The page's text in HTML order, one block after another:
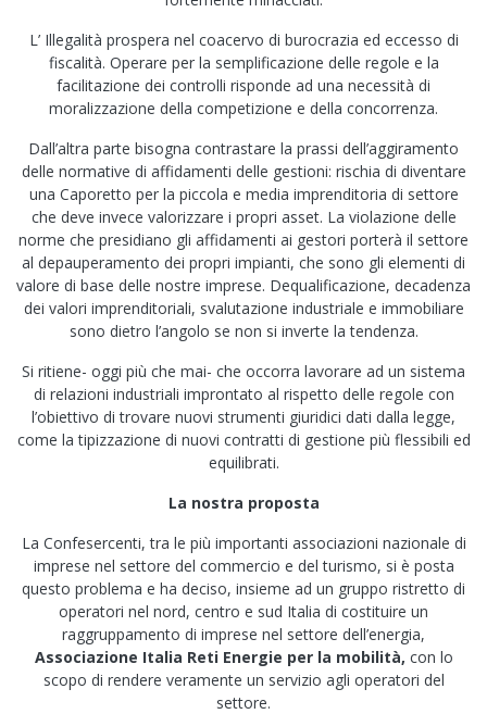
L’ Illegalità prospera nel coacervo di burocrazia ed eccesso di
fiscalità. Operare per la semplificazione delle regole e la
facilitazione dei controlli risponde ad una necessità di
moralizzazione della competizione e della concorrenza.
Dall’altra parte bisogna contrastare la prassi dell’aggiramento
delle normative di affidamenti delle gestioni: rischia di diventare
una Caporetto per la piccola e media imprenditoria di settore
che deve invece valorizzare i propri asset. La violazione delle
norme che presidiano gli affidamenti ai gestori porterà il settore
al depauperamento dei propri impianti, che sono gli elementi di
valore di base delle nostre imprese. Dequalificazione, decadenza
dei valori imprenditoriali, svalutazione industriale e immobiliare
sono dietro l’angolo se non si inverte la tendenza.
Si ritiene- oggi più che mai- che occorra lavorare ad un sistema
di relazioni industriali improntato al rispetto delle regole con
l’obiettivo di trovare nuovi strumenti giuridici dati dalla legge,
come la tipizzazione di nuovi contratti di gestione più flessibili ed
equilibrati.
La nostra proposta
La Confesercenti, tra le più importanti associazioni nazionale di
imprese nel settore del commercio e del turismo, si è posta
questo problema e ha deciso, insieme ad un gruppo ristretto di
operatori nel nord, centro e sud Italia di costituire un
raggruppamento di imprese nel settore dell’energia,
Associazione Italia Reti Energie per la mobilità, con lo
scopo di rendere veramente un servizio agli operatori del
settore.